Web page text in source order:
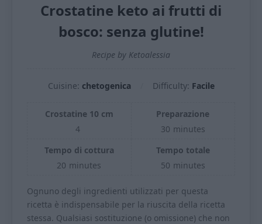
Crostatine keto ai frutti di
bosco: senza glutine!
Recipe by Ketoalessia
Cuisine: chetogenica Difficulty: Facile
Crostatine 10 cm
4
Preparazione
30 minutes
Tempo di cottura
20 minutes
Tempo totale
50 minutes
Ognuno degli ingredienti utilizzati per questa
ricetta è indispensabile per la riuscita della ricetta
stessa. Qualsiasi sostituzione (o omissione) che non